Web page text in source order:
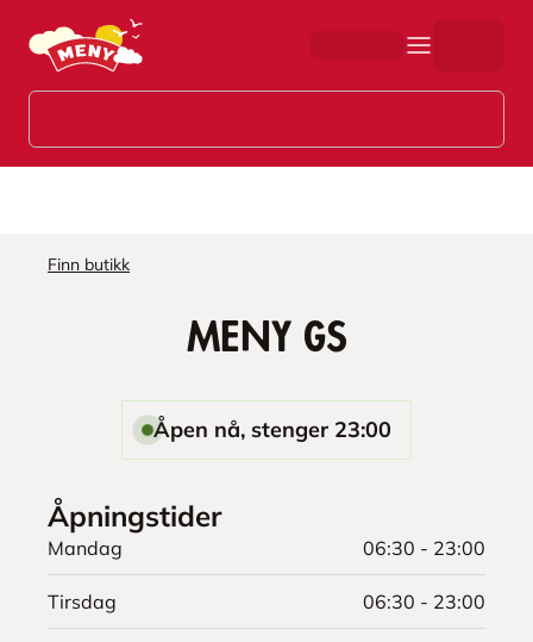
Hopp til hovedinnhold
Finn butikk
MENY GS
Åpen nå, stenger 23:00
Åpningstider
Mandag 06:30 - 23:00
Tirsdag 06:30 - 23:00